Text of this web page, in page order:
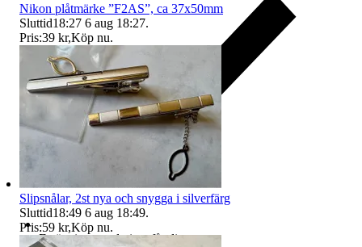
Ersättning om du inte får din vara
Nikon plåtmärke ”F2AS”, ca 37x50mm
Sluttid18:27 6 aug 18:27.
Pris:39 kr,Köp nu.
Slipsnålar, 2st nya och snygga i silverfärg
Sluttid18:49 6 aug 18:49.
Pris:59 kr,Köp nu.